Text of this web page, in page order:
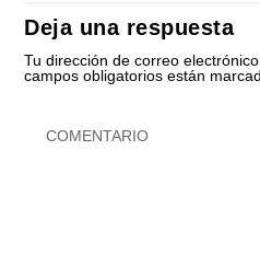
Deja una respuesta
Tu dirección de correo
campos obligatorios están